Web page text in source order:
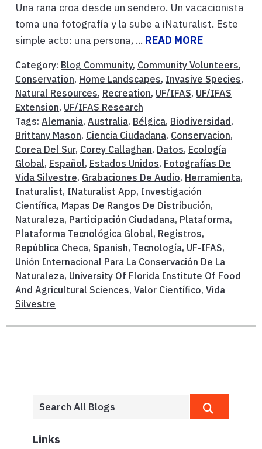
Una rana croa desde un sendero. Un vacacionista
toma una fotografía y la sube a iNaturalist. Este
simple acto: una persona, ... READ MORE
Category: Blog Community, Community Volunteers,
Conservation, Home Landscapes, Invasive Species,
Natural Resources, Recreation, UF/IFAS, UF/IFAS
Extension, UF/IFAS Research
Tags: Alemania, Australia, Bélgica, Biodiversidad ,
Brittany Mason, Ciencia Ciudadana, Conservacion,
Corea Del Sur, Corey Callaghan, Datos, Ecología
Global, Español, Estados Unidos, Fotografías De
Vida Silvestre, Grabaciones De Audio, Herramienta,
Inaturalist, INaturalist App, Investigación
Científica, Mapas De Rangos De Distribución,
Naturaleza, Participación Ciudadana, Plataforma,
Plataforma Tecnológica Global, Registros,
República Checa, Spanish, Tecnología, UF-IFAS,
Unión Internacional Para La Conservación De La
Naturaleza, University Of Florida Institute Of Food
And Agricultural Sciences, Valor Científico, Vida
Silvestre
Links